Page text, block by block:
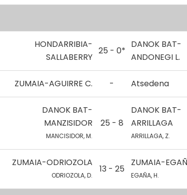
HONDARRIBIA-
SALLABERRY
25 - 0*
DANOK BAT-
ANDONEGI L.
ZUMAIA-AGUIRRE C. - Atsedena
DANOK BAT-
MANZISIDOR
MANCISIDOR, M.
25 - 8
DANOK BAT-
ARRILLAGA
ARRILLAGA, Z.
ZUMAIA-ODRIOZOLA
ODRIOZOLA, D.
13 - 25
ZUMAIA-
EGAÑA, H.